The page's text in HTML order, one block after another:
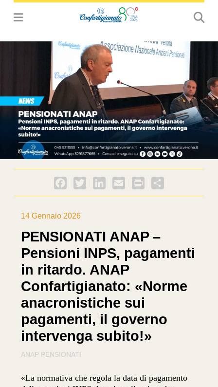
Facebook
Twitter LinkedInEmail PrintFriendly
14 Gennaio 2026
PENSIONATI ANAP –
Pensioni INPS, pagamenti
in ritardo. ANAP
Confartigianato: «Norme
anacronistiche sui
pagamenti, il governo
intervenga subito!»
ANAP PENSIONATI
«La normativa che regola la data di pagamento